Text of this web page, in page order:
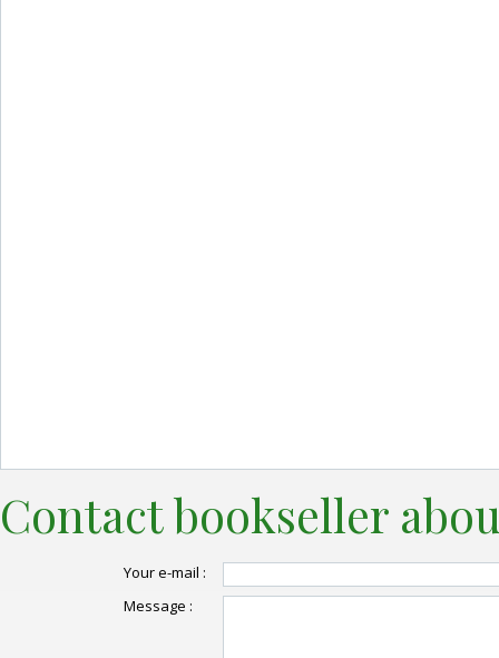
Contact bookseller
Your e-mail :
Message :